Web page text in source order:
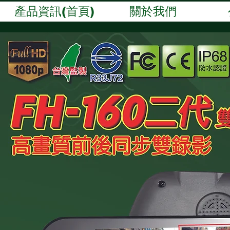
產品資訊(首頁) 關於我們